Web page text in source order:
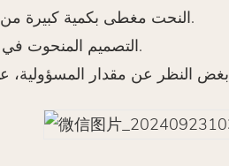
النحت مغطى بكمية كبيرة من رقائق الذهب عيار 14 قيراط يدويًا لجعل الأريكة تبدو أكثر فخامة وكرامة.
التصميم المنحوت في منتصف الجزء العلوي يشبه تاج الملك وبجانبه الشارة على الكتف.